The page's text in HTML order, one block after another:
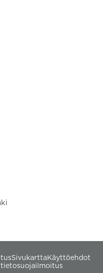
Sivukartta Käyttöehdot
tietosuojailmoitus